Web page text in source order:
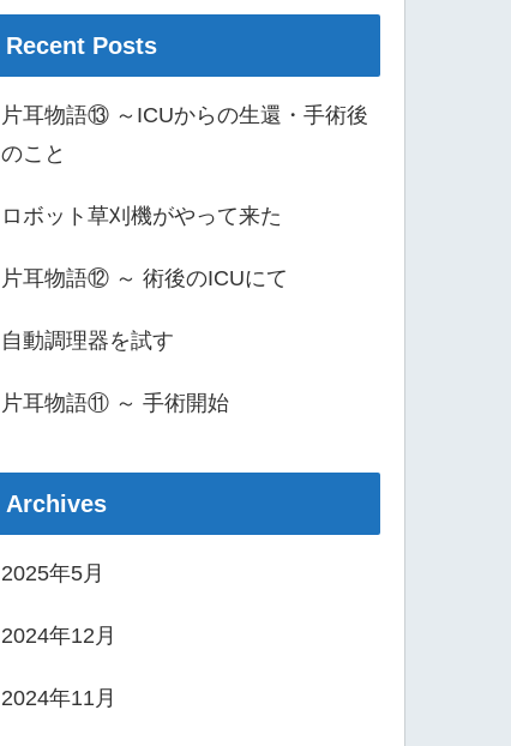
Recent Posts
片耳物語⑬ ～ICUからの生還・手術後
のこと
ロボット草刈機がやって来た
片耳物語⑫ ～ 術後のICUにて
自動調理器を試す
片耳物語⑪ ～ 手術開始
Archives
2025年5月
2024年12月
2024年11月